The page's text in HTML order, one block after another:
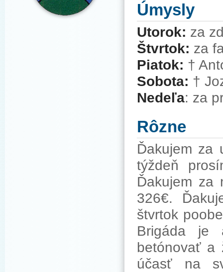
Úmysly
Utorok: za
Štvrtok: za
Piatok: †
Sobota: †
Nedeľa: za
Rôzne
Ďakujem za
týždeň
Ďakujem za
326€.
štvrtok
Brigáda je
betónovať a
účasť na